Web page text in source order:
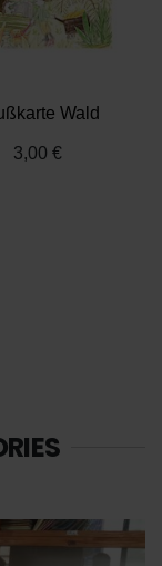
der Dienste
Wald
3,00 €